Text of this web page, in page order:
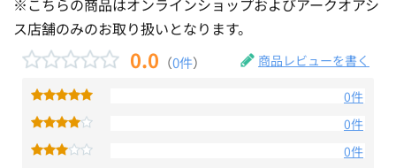
※こちらの商品はオンラインショップおよびアークオアシ
ス店舗のみのお取り扱いとなります。
0.0 （0件） 商品レビューを書く
0件
0件
0件